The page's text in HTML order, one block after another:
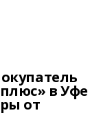
в Уфе
от